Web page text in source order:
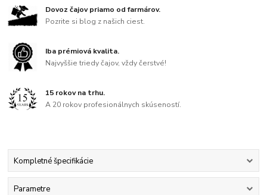
Dovoz čajov priamo od farmárov.
Pozrite si blog z našich ciest.
Iba prémiová kvalita.
Najvyššie triedy čajov, vždy čerstvé!
15 rokov na trhu.
A 20 rokov profesionálnych skúseností.
Kompletné špecifikácie
Parametre